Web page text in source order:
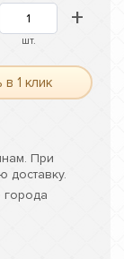
+
шт.
в 1 клик
При
доставку.
города